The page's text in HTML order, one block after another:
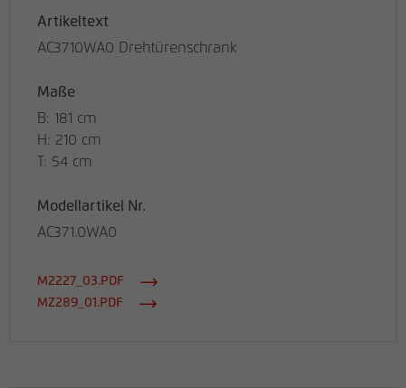
Artikeltext
AC3710WA0 Drehtürenschrank
Maße
B: 181 cm
H: 210 cm
T: 54 cm
Modellartikel Nr.
AC371.0WA0
M2227_03.PDF
MZ289_01.PDF